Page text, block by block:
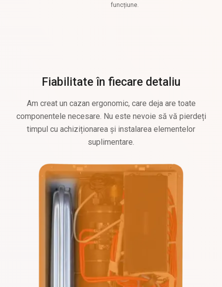
funcțiune.
Fiabilitate în fiecare detaliu
Am creat un cazan ergonomic, care deja are toate
componentele necesare. Nu este nevoie să vă pierdeți
timpul cu achiziționarea și instalarea elementelor
suplimentare.